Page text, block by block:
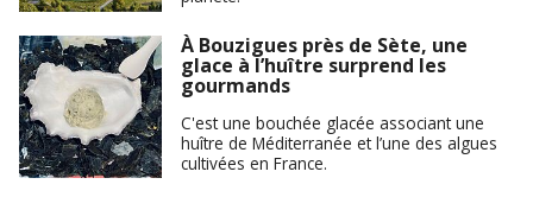
À Bouzigues près de Sète, une
glace à l’huître surprend les
gourmands
C'est une bouchée glacée associant une
huître de Méditerranée et l’une des algues
cultivées en France.